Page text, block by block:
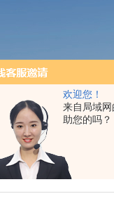
欢迎您！
来自局域
助您的吗？